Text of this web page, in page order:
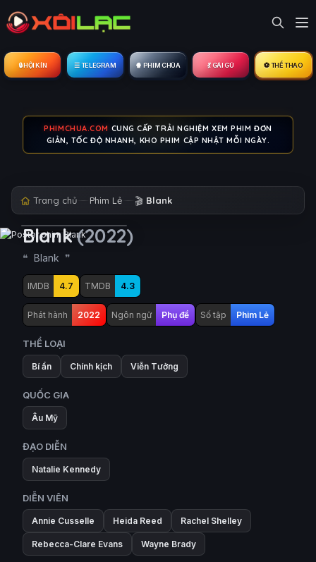
🔒︎ HỘI KÍN ☰ TELEGRAM 🍿 PHIM CHÙA 💃 GÁI GÚ ⚽ THỂ THAO
PHIMCHUA.COM CUNG CẤP TRẢI NGHIỆM XEM PHIM ĐƠN
GIẢN, TỐC ĐỘ NHANH, KHO PHIM CẬP NHẬT MỖI NGÀY.
Trang chủ Phim Lẻ 🎬 Blank
Blank(2022)
Blank
IMDB 4.7 TMDB 4.3
Phát hành 2022 Ngôn ngữ Phụ đề Số tập Phim Lẻ
THỂ LOẠI
Bí ẩn Chính kịch Viễn Tưởng
QUỐC GIA
Âu Mỹ
ĐẠO DIỄN
Natalie Kennedy
DIỄN VIÊN
Annie Cusselle Heida Reed Rachel Shelley
Rebecca-Clare Evans Wayne Brady